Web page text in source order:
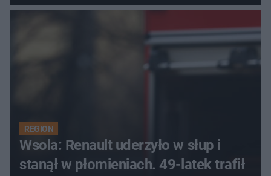
REGION
Wsola: Renault uderzyło w słup i
stanął w płomieniach. 49-latek trafił